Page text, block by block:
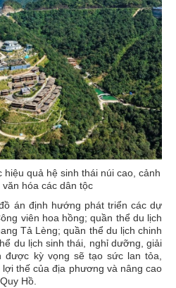
quả hệ sinh thái núi cao, cảnh
hóa các dân tộc
án định hướng phát triển các dự
viên hoa hồng; quần thể du lịch
Tả Lèng; quần thể du lịch chinh
du lịch sinh thái, nghỉ dưỡng, giải
kỳ vọng sẽ tạo sức lan tỏa,
thế của địa phương và nâng cao
Hồ.